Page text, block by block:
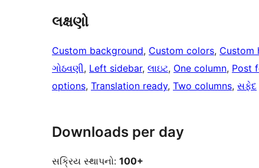
લક્ષણો
Custom background, Custom colors, Custom
ગોઠવણી, Left sidebar, લાઇટ, One column, Post
options, Translation ready, Two columns, સફેદ
Downloads per day
સક્રિય સ્થાપનો: 100+